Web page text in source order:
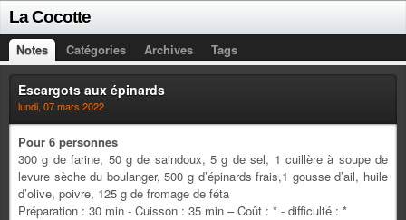
La Cocotte
Notes Catégories Archives Tags
Escargots aux épinards
lundi, 07 mars 2022
Pour 6 personnes
300 g de farine, 50 g de saindoux, 5 g de sel, 1 cuillère à soupe de
levure sèche du boulanger, 500 g d’épinards frais,1 gousse d’ail, huile
d’olive, poivre, 125 g de fromage de féta
Préparation : 30 min - Cuisson : 35 min – Coût : * - difficulté : *